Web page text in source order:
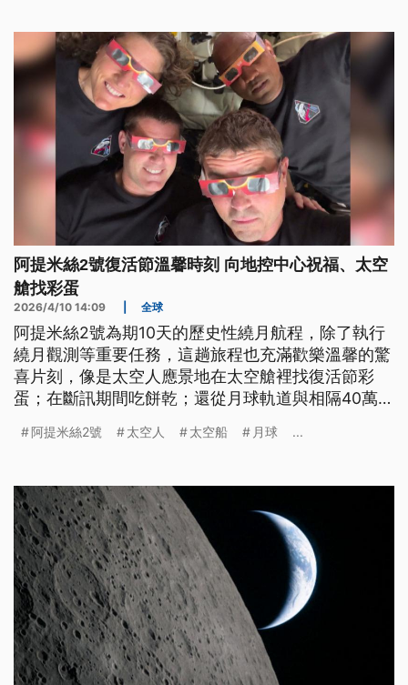
阿提米絲2號復活節溫馨時刻 向地控中心祝福、太空
艙找彩蛋
2026/4/10 14:09 全球
阿提米絲2號為期10天的歷史性繞月航程，除了執行
繞月觀測等重要任務，這趟旅程也充滿歡樂溫馨的驚
喜片刻，像是太空人應景地在太空艙裡找復活節彩
蛋；在斷訊期間吃餅乾；還從月球軌道與相隔40萬公
出人意料之外的在線上音樂串流平台爆紅，播放量大
阿提米絲2號 太空人 太空船 月球 ...